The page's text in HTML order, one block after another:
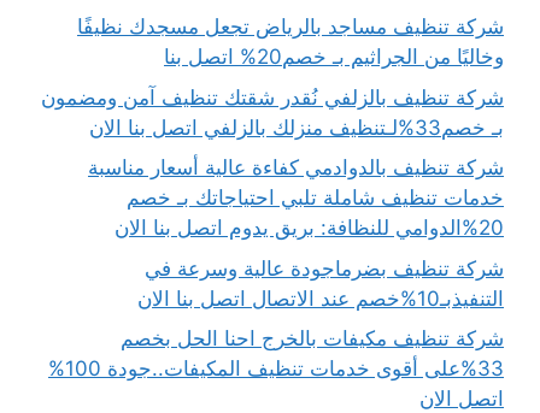
شركة تنظيف مساجد بالرياض تجعل مسجدك نظيفًا
وخاليًا من الجراثيم بـ خصم20% اتصل بنا
شركة تنظيف بالزلفي نُقدر شقتك تنظيف آمن ومضمون
بـ خصم33%لـتنظيف منزلك بالزلفي اتصل بنا الان
شركة تنظيف بالدوادمي كفاءة عالية أسعار مناسبة
خدمات تنظيف شاملة تلبي احتياجاتك بـ خصم
20%الدوامي للنظافة: بريق يدوم اتصل بنا الان
شركة تنظيف بضرماجودة عالية وسرعة في
التنفيذبـ10%خصم عند الاتصال اتصل بنا الان
شركة تنظيف مكيفات بالخرج احنا الحل بخصم
33%على أقوى خدمات تنظيف المكيفات..جودة 100%
اتصل الان